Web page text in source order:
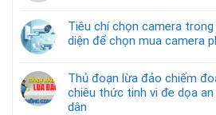
Tiêu chí chọn camera
diện để chọn mua camera
Thủ đoạn lừa đảo chiếm
chiêu thức tinh vi đe dọa
dân